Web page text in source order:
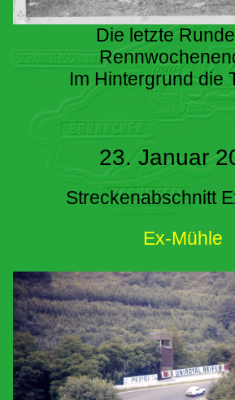
Die letzte
Im Hintergrund die
23. Januar
Streckenabschnitt
Ex-Mühle